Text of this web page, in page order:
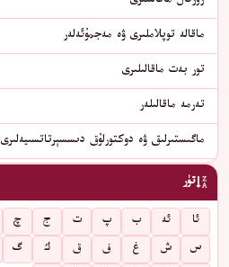
ماقالە توپلاملىرى ۋە مەجمۇئەلەر
تور بەت ماقالىلىرى
تەرمە ماقالىلەر
ماگىستىرلىق ۋە دوكتورلۇق دىسسېرتاتسىيەلىرى
تۈر
ئا ئە ب پ ت ج چ
س
ش غ ف ق ك گ